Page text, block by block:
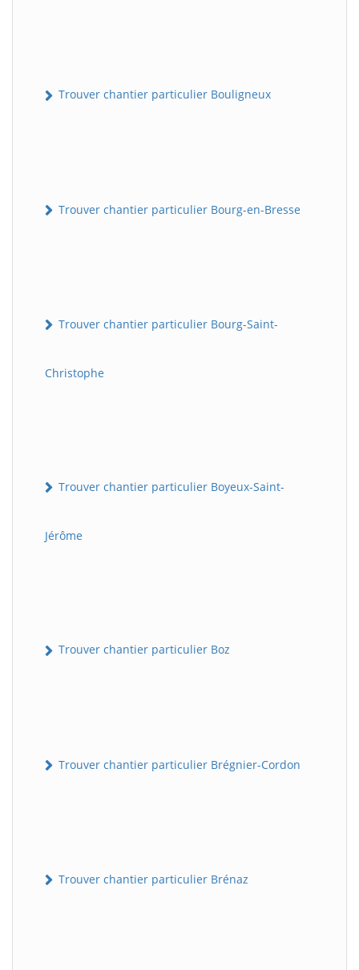
Trouver chantier particulier Bouligneux
Trouver chantier particulier Bourg-en-Bresse
Trouver chantier particulier Bourg-Saint-
Christophe
Trouver chantier particulier Boyeux-Saint-
Jérôme
Trouver chantier particulier Boz
Trouver chantier particulier Brégnier-Cordon
Trouver chantier particulier Brénaz